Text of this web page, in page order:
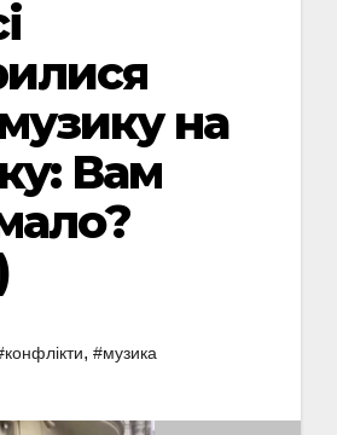
на
Вам
, #музика